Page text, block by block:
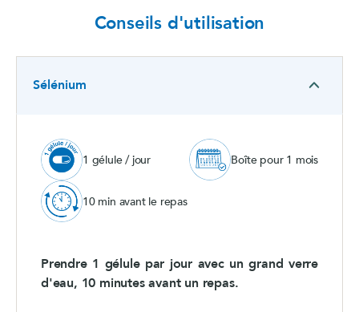
Conseils d'utilisation
Sélénium
1 gélule / jour Boîte pour 1 mois
10 min avant le repas
Prendre 1 gélule par jour avec un grand verre
d'eau, 10 minutes avant un repas.